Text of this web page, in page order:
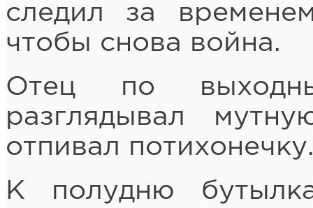
следил за
чтобы снова война.
Отец по
разглядывал
отпивал
К полудню